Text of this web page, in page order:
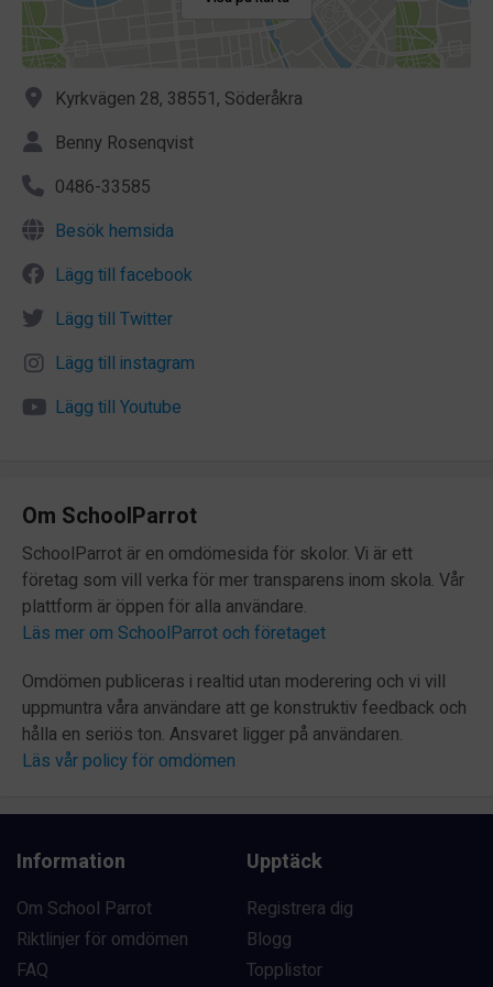
Kyrkvägen 28, 38551, Söderåkra
Benny Rosenqvist
0486-33585
Besök hemsida
Lägg till facebook
Lägg till Twitter
Lägg till instagram
Lägg till Youtube
Om SchoolParrot
SchoolParrot är en omdömesida för skolor. Vi är ett
företag som vill verka för mer transparens inom skola. Vår
plattform är öppen för alla användare.
Läs mer om SchoolParrot och företaget
Omdömen publiceras i realtid utan moderering och vi vill
uppmuntra våra användare att ge konstruktiv feedback och
hålla en seriös ton. Ansvaret ligger på användaren.
Läs vår policy för omdömen
Information
Om School Parrot
Riktlinjer för omdömen
FAQ
Upptäck
Registrera dig
Blogg
Topplistor